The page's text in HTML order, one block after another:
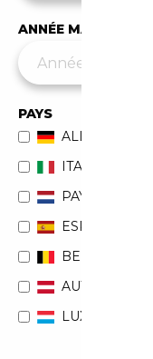
ANNÉE MAX
PAYS
ALLEMAGNE
ITALIE
PAYS-BAS
ESPAGNE
BELGIQUE
AUTRICHE
LUXEMBOURG